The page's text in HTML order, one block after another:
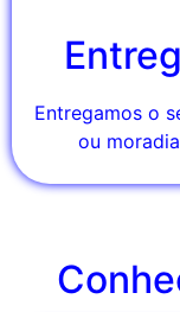
Entregamos o
ou